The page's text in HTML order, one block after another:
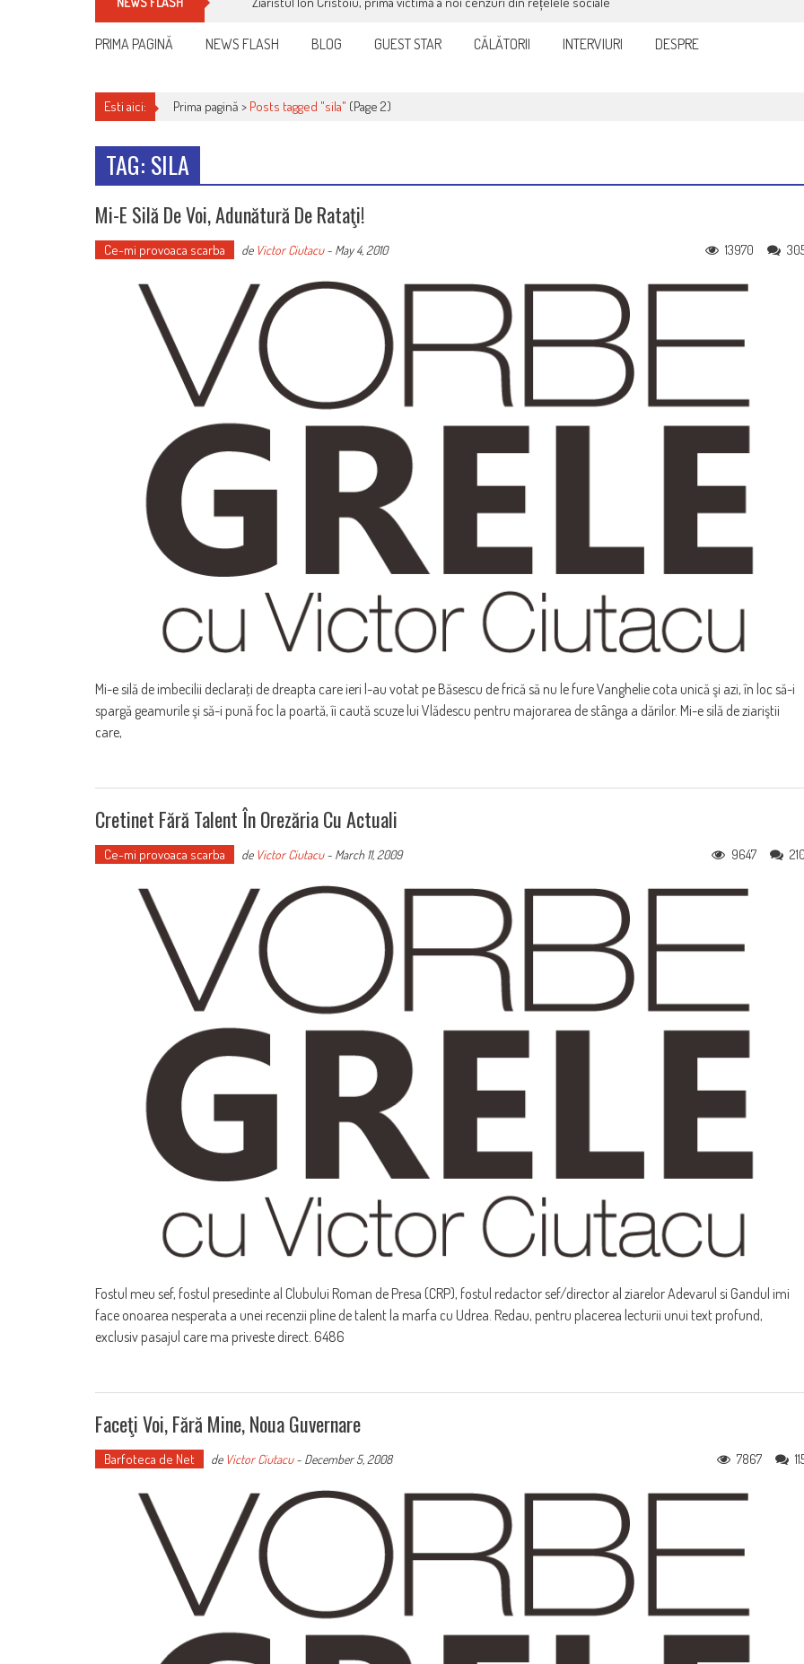
PRIMA PAGINĂ NEWS FLASH BLOG GUEST STAR CĂLĂTORII INTERVIURI DESPRE
Esti aici: Prima pagină > Posts tagged "sila" (Page 2)
TAG: SILA
Mi-E Silă De Voi, Adunătură De Rataţi!
Ce-mi provoaca scarba de Victor Ciutacu- May 4, 2010 13970
Mi-e silă de imbecilii declaraţi de dreapta care ieri l-au votat pe Băsescu de frică să nu le fure Vanghelie cota unică şi azi, în loc să-i
spargă geamurile şi să-i pună foc la poartă, îi caută scuze lui Vlădescu pentru majorarea de stânga a dărilor. Mi-e silă de ziariştii
care,
Cretinet Fără Talent În Orezăria Cu Actuali
Ce-mi provoaca scarba de Victor Ciutacu- March 11, 2009 9647
Fostul meu sef, fostul presedinte al Clubului Roman de Presa (CRP), fostul redactor sef/director al ziarelor Adevarul si Gandul imi
face onoarea nesperata a unei recenzii pline de talent la marfa cu Udrea. Redau, pentru placerea lecturii unui text profund,
exclusiv pasajul care ma priveste direct. 6486
Faceţi Voi, Fără Mine, Noua Guvernare
Barfoteca de Net de Victor Ciutacu- December 5, 2008 7867